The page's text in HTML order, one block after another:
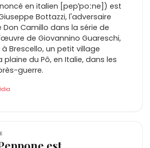
en italien [pepˈpoːne]) est
Bottazzi, l'adversaire
Camillo dans la série de
de Giovannino Guareschi,
Brescello, un petit village
plaine du Pô, en Italie, dans les
guerre.